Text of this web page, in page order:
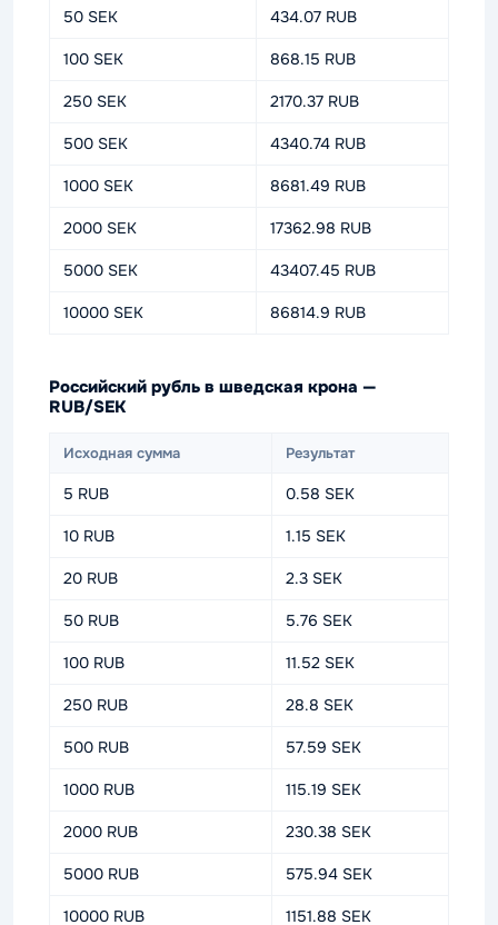
50 SEK 434.07 RUB
100 SEK 868.15 RUB
250 SEK 2170.37 RUB
500 SEK 4340.74 RUB
1000 SEK 8681.49 RUB
2000 SEK 17362.98 RUB
5000 SEK 43407.45 RUB
10000 SEK 86814.9 RUB
Российский рубль в шведская крона —
RUB/SEK
Исходная сумма Результат
5 RUB 0.58 SEK
10 RUB 1.15 SEK
20 RUB 2.3 SEK
50 RUB 5.76 SEK
100 RUB 11.52 SEK
250 RUB 28.8 SEK
500 RUB 57.59 SEK
1000 RUB 115.19 SEK
2000 RUB 230.38 SEK
5000 RUB 575.94 SEK
10000 RUB 1151.88 SEK